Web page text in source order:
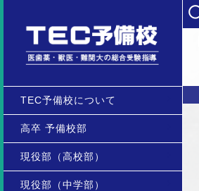
TEC予備校について
高卒 予備校部
現役部（高校部）
現役部（中学部）